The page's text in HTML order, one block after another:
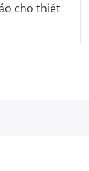
cho thiết